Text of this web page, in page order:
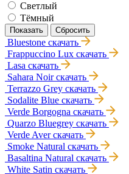
Светлый
Тёмный
Bluestone скачать
Frappuccino Lux скачать
Lasa скачать
Sahara Noirскачать
Terrazzo Grey скачать
Sodalite Blue скачать
Verde Borgogna скачать
Quarzo Bluegrey скачать
Verde Averскачать
Smoke Natural скачать
Basaltina Natural скачать
White Satin скачать